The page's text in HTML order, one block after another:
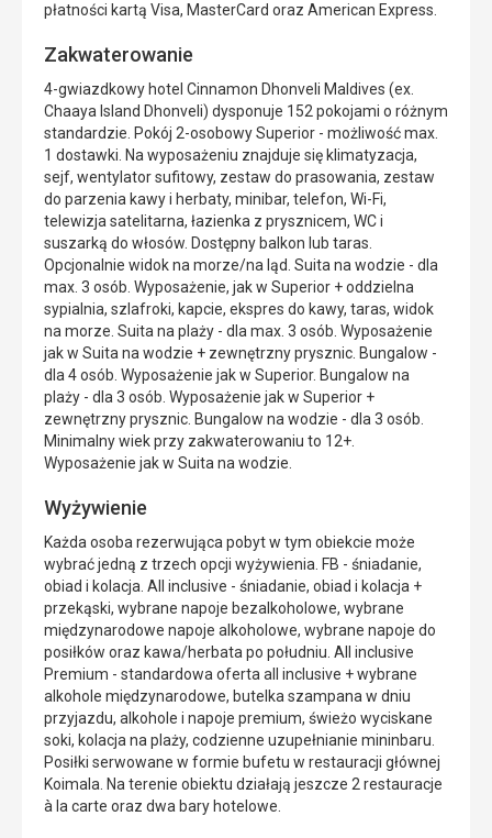
płatności kartą Visa, MasterCard oraz American Express.
Zakwaterowanie
4-gwiazdkowy hotel Cinnamon Dhonveli Maldives (ex.
Chaaya Island Dhonveli) dysponuje 152 pokojami o różnym
standardzie. Pokój 2-osobowy Superior - możliwość max.
1 dostawki. Na wyposażeniu znajduje się klimatyzacja,
sejf, wentylator sufitowy, zestaw do prasowania, zestaw
do parzenia kawy i herbaty, minibar, telefon, Wi-Fi,
telewizja satelitarna, łazienka z prysznicem, WC i
suszarką do włosów. Dostępny balkon lub taras.
Opcjonalnie widok na morze/na ląd. Suita na wodzie - dla
max. 3 osób. Wyposażenie, jak w Superior + oddzielna
sypialnia, szlafroki, kapcie, ekspres do kawy, taras, widok
na morze. Suita na plaży - dla max. 3 osób. Wyposażenie
jak w Suita na wodzie + zewnętrzny prysznic. Bungalow -
dla 4 osób. Wyposażenie jak w Superior. Bungalow na
plaży - dla 3 osób. Wyposażenie jak w Superior +
zewnętrzny prysznic. Bungalow na wodzie - dla 3 osób.
Minimalny wiek przy zakwaterowaniu to 12+.
Wyposażenie jak w Suita na wodzie.
Wyżywienie
Każda osoba rezerwująca pobyt w tym obiekcie może
wybrać jedną z trzech opcji wyżywienia. FB - śniadanie,
obiad i kolacja. All inclusive - śniadanie, obiad i kolacja +
przekąski, wybrane napoje bezalkoholowe, wybrane
międzynarodowe napoje alkoholowe, wybrane napoje do
posiłków oraz kawa/herbata po południu. All inclusive
Premium - standardowa oferta all inclusive + wybrane
alkohole międzynarodowe, butelka szampana w dniu
przyjazdu, alkohole i napoje premium, świeżo wyciskane
soki, kolacja na plaży, codzienne uzupełnianie mininbaru.
Posiłki serwowane w formie bufetu w restauracji głównej
Koimala. Na terenie obiektu działają jeszcze 2 restauracje
à la carte oraz dwa bary hotelowe.